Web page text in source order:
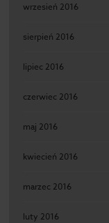
wrzesień 2016
sierpień 2016
lipiec 2016
czerwiec 2016
maj 2016
kwiecień 2016
marzec 2016
luty 2016